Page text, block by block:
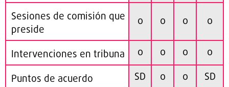
Sesiones de comisión que
preside
0 0 0 0
Intervenciones en tribuna 0 0 0
0
Puntos de acuerdo
SD 0 0
SD